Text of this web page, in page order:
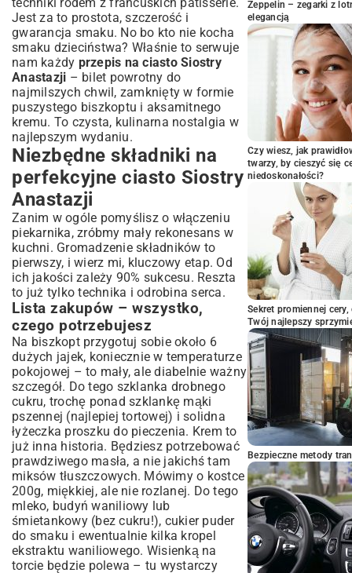
Wariacje na temat klasycznego przepisu
– inspiracje kulinarne
Ciasto Siostry Anastazji z owocami –
sezonowe dodatki
Nowoczesne odsłony tradycyjnego
wypieku – odkryj nowe smaki
Inne wybitne przepisy Siostry Anastazji,
które warto poznać
Od Placka z Truskawkami po Sernik
Wiedeński – bogactwo smaków
Podsumowanie – dlaczego przepisy
Siostry Anastazji to symbol domowego
pieczenia?
Jest za to prostota, szczerość i
gwarancja smaku. No bo kto nie kocha
smaku dzieciństwa? Właśnie to serwuje
nam każdy przepis na ciasto Siostry
Anastazji – bilet powrotny do
najmilszych chwil, zamknięty w formie
puszystego biszkoptu i aksamitnego
kremu. To czysta, kulinarna nostalgia w
najlepszym wydaniu.
Niezbędne składniki na
perfekcyjne ciasto Siostry
Anastazji
Zanim w ogóle pomyślisz o włączeniu
piekarnika, zróbmy mały rekonesans w
kuchni. Gromadzenie składników to
pierwszy, i wierz mi, kluczowy etap. Od
ich jakości zależy 90% sukcesu. Reszta
to już tylko technika i odrobina serca.
Lista zakupów – wszystko,
czego potrzebujesz
Na biszkopt przygotuj sobie około 6
dużych jajek, koniecznie w temperaturze
pokojowej – to mały, ale diabelnie ważny
szczegół. Do tego szklanka drobnego
cukru, trochę ponad szklankę mąki
pszennej (najlepiej tortowej) i solidna
łyżeczka proszku do pieczenia. Krem to
już inna historia. Będziesz potrzebować
prawdziwego masła, a nie jakichś tam
miksów tłuszczowych. Mówimy o kostce
200g, miękkiej, ale nie rozlanej. Do tego
mleko, budyń waniliowy lub
śmietankowy (bez cukru!), cukier puder
do smaku i ewentualnie kilka kropel
ekstraktu waniliowego. Wisienką na
torcie będzie polewa – tu wystarczy
Zeppelin – zegarki z
elegancją
Czy wiesz, jak
twarzy, by cieszyć się
niedoskonałości?
Sekret promiennej
Twój najlepszy
Bezpieczne metody